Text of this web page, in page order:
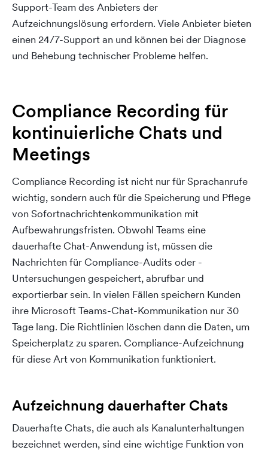
Support-Team des Anbieters der
Aufzeichnungslösung erfordern. Viele Anbieter bieten
einen 24/7-Support an und können bei der Diagnose
und Behebung technischer Probleme helfen.
Compliance Recording für
kontinuierliche Chats und
Meetings
Compliance Recording ist nicht nur für Sprachanrufe
wichtig, sondern auch für die Speicherung und Pflege
von Sofortnachrichtenkommunikation mit
Aufbewahrungsfristen. Obwohl Teams eine
dauerhafte Chat-Anwendung ist, müssen die
Nachrichten für Compliance-Audits oder -
Untersuchungen gespeichert, abrufbar und
exportierbar sein. In vielen Fällen speichern Kunden
ihre Microsoft Teams-Chat-Kommunikation nur 30
Tage lang. Die Richtlinien löschen dann die Daten, um
Speicherplatz zu sparen. Compliance-Aufzeichnung
für diese Art von Kommunikation funktioniert.
Aufzeichnung dauerhafter Chats
Dauerhafte Chats, die auch als Kanalunterhaltungen
bezeichnet werden, sind eine wichtige Funktion von